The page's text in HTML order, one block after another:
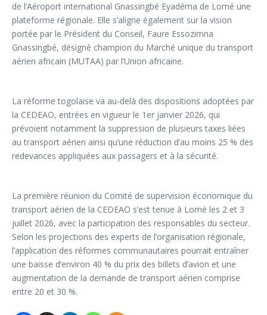
de l’Aéroport international Gnassingbé Eyadéma de Lomé une
plateforme régionale. Elle s’aligne également sur la vision
portée par le Président du Conseil, Faure Essozimna
Gnassingbé, désigné champion du Marché unique du transport
aérien africain (MUTAA) par l’Union africaine.
La réforme togolaise va au-delà des dispositions adoptées par
la CEDEAO, entrées en vigueur le 1er janvier 2026, qui
prévoient notamment la suppression de plusieurs taxes liées
au transport aérien ainsi qu’une réduction d’au moins 25 % des
redevances appliquées aux passagers et à la sécurité.
La première réunion du Comité de supervision économique du
transport aérien de la CEDEAO s’est tenue à Lomé les 2 et 3
juillet 2026, avec la participation des responsables du secteur.
Selon les projections des experts de l’organisation régionale,
l’application des réformes communautaires pourrait entraîner
une baisse d’environ 40 % du prix des billets d’avion et une
augmentation de la demande de transport aérien comprise
entre 20 et 30 %.